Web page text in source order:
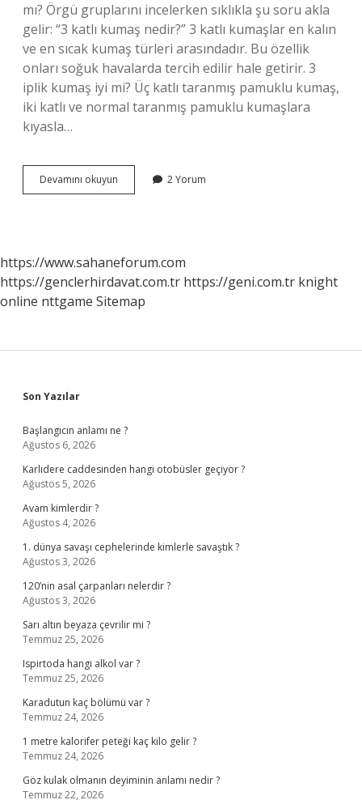
mı? Örgü gruplarını incelerken sıklıkla şu soru akla
gelir: “3 katlı kumaş nedir?” 3 katlı kumaşlar en kalın
ve en sıcak kumaş türleri arasındadır. Bu özellik
onları soğuk havalarda tercih edilir hale getirir. 3
iplik kumaş iyi mi? Üç katlı taranmış pamuklu kumaş,
iki katlı ve normal taranmış pamuklu kumaşlara
kıyasla…
Devamını okuyun
Iplik
Iplik
Mi
2 Yorum
https://www.sahaneforum.com
https://genclerhirdavat.com.tr https://geni.com.tr knight
online nttgame Sitemap
Sidebar
Son Yazılar
Başlangıcın anlamı ne ?
Ağustos 6, 2026
Karlıdere caddesinden hangi otobüsler geçiyor ?
Ağustos 5, 2026
Avam kimlerdir ?
Ağustos 4, 2026
1. dünya savaşı cephelerinde kimlerle savaştık ?
Ağustos 3, 2026
120’nin asal çarpanları nelerdir ?
Ağustos 3, 2026
Sarı altın beyaza çevrilir mi ?
Temmuz 25, 2026
Ispirtoda hangi alkol var ?
Temmuz 25, 2026
Karadutun kaç bölümü var ?
Temmuz 24, 2026
1 metre kalorifer peteği kaç kilo gelir ?
Temmuz 24, 2026
Göz kulak olmanın deyiminin anlamı nedir ?
Temmuz 22, 2026